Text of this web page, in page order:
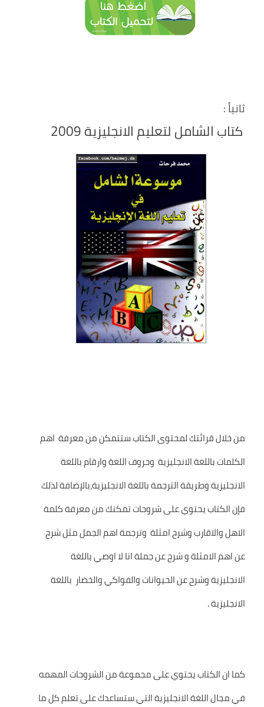
ثانياً :
كتاب الشامل لتعليم الانجليزية 2009
من خلال قرائتك لمحتوى الكتاب ستتمكن من معرفة اهم
الكلمات باللغة الانجليزية وحروف اللغة وارقام باللغة
الانجليزية وطريقة الترجمة باللغة الانجليزية،بالإضافة لذلك
فإن الكتاب يحتوي على شروحات تمكنك من معرفة كلمة
الاهل والاقارب وشرح امثلة وترجمة اهم الجمل مثل شرح
عن اهم الامثلة و شرح عن جملة انا لا اوصي باللغة
الانجليزية وشرح عن الحيوانات والفواكي والخضار باللغة
الانجليزية .
كما ان الكتاب يحتوي على مجموعة من الشروحات المهمه
في مجال اللغة الانجليزية التي ستساعدك على تعلم كل ما